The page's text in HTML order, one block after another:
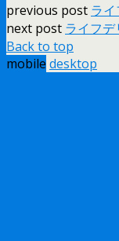
previous post ラ
next post ライフデ
Back to top
mobile desktop